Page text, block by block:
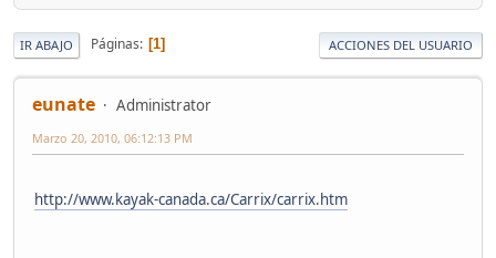
IR ABAJO Páginas 1 ACCIONES DEL USUARIO
eunate Administrator
Marzo 20, 2010, 06:12:13 PM
http://www.kayak-canada.ca/Carrix/carrix.htm